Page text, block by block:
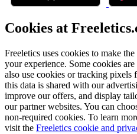
Cookies at
Freeletics uses cookies to make
your experience. Some cookies
also use cookies or tracking pixels
this data is shared with our
improve our offers, and display
our partner websites. You can
non-required cookies. To learn
visit the Freeletics cookie and